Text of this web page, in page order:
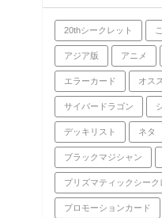
20thシークレット
アジア版 アニメ
エラーカード オス
サイバードラゴン
デッキリスト ネタ
ブラックマジシャン
プリズマティックシーク
プロモーションカード